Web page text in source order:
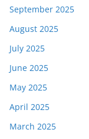
September 2025
August 2025
July 2025
June 2025
May 2025
April 2025
March 2025